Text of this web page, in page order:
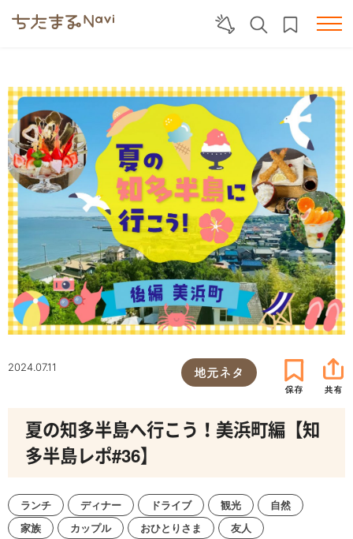
2024.07.11 地元ネタ
夏の知多半島へ行こう！美浜町編【知
多半島レポ#36】
ランチ ディナー ドライブ 観光
自然
家族
カップル おひとりさま
友人